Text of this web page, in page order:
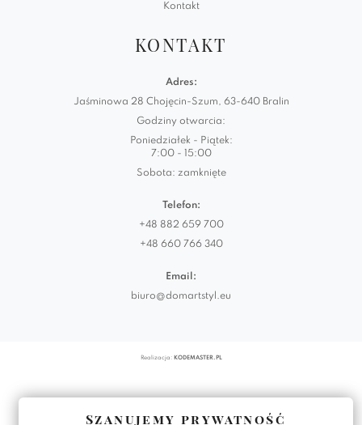
Kontakt
KONTAKT
Adres:
Jaśminowa 28 Chojęcin-Szum, 63-640 Bralin
Godziny otwarcia:
Poniedziałek - Piątek:
7:00 - 15:00
Sobota: zamknięte
Telefon:
+48 882 659 700
+48 660 766 340
Email:
biuro@domartstyl.eu
Realizacja: KODEMASTER.PL
Szanujemy prywatność